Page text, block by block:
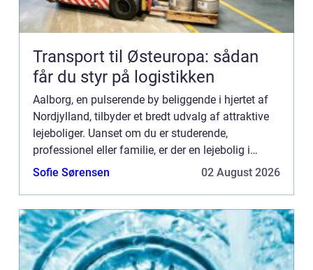
Transport til Østeuropa: sådan
får du styr på logistikken
Aalborg, en pulserende by beliggende i hjertet af
Nordjylland, tilbyder et bredt udvalg af attraktive
lejeboliger. Uanset om du er studerende,
professionel eller familie, er der en lejebolig i
Aalborg, der matcher dine behov og ønsker. I
Sofie Sørensen 02 August 2026